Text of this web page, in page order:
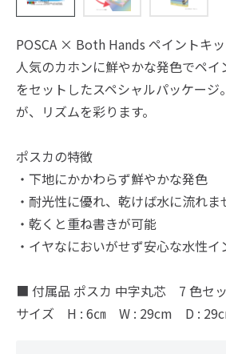
POSCA × Both Hands ペイントキ
人気のカホンに鮮やかな発色でペイ
をセットしたスペシャルパッケージ
が、リズムを彩ります。
ポスカの特徴
・下地にかかわらず鮮やかな発色
・耐光性に優れ、乾けば水に流れま
・乾くと重ね書きが可能
・イヤなにおいがせず安心な水性イ
■ 付属品 ポスカ 中字丸芯 7 色セ
サイズ H : 6㎝ W : 29cm D :